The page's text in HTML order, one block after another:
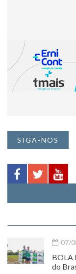
SIGA-NOS
07/
BOLA
do